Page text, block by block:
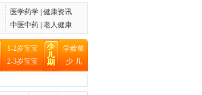
医学药学 健康资讯
中医中药 老人健康
1-2岁宝宝
2-3岁宝宝
学龄前
少 儿